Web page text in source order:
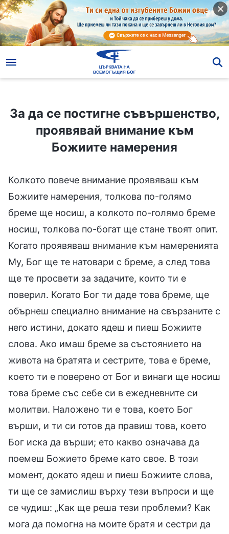
За да се постигне съвършенство,
проявявай внимание към
Божиите намерения
Колкото повече внимание проявяваш към
Божиите намерения, толкова по-голямо
бреме ще носиш, а колкото по-голямо бреме
носиш, толкова по-богат ще стане твоят опит.
Когато проявяваш внимание към намеренията
Му, Бог ще те натовари с бреме, а след това
ще те просвети за задачите, които ти е
поверил. Когато Бог ти даде това бреме, ще
обърнеш специално внимание на свързаните с
него истини, докато ядеш и пиеш Божиите
слова. Ако имаш бреме за състоянието на
живота на братята и сестрите, това е бреме,
което ти е поверено от Бог и винаги ще носиш
това бреме със себе си в ежедневните си
молитви. Наложено ти е това, което Бог
върши, и ти си готов да правиш това, което
Бог иска да върши; ето какво означава да
поемеш Божието бреме като свое. В този
момент, докато ядеш и пиеш Божиите слова,
ти ще се замислиш върху тези въпроси и ще
се чудиш: „Как ще реша тези проблеми? Как
мога да помогна на моите братя и сестри да